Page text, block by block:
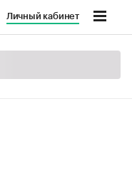
Личный кабинет